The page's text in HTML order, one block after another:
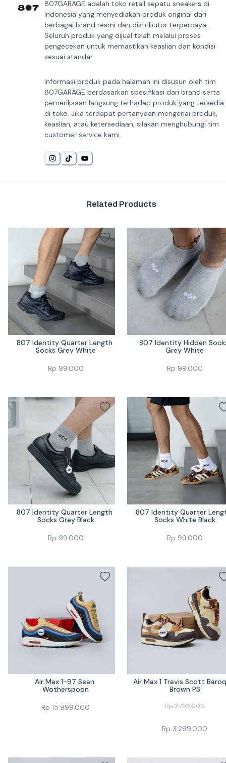
807GARAGE adalah toko retail sepatu sneakers di
Indonesia yang menyediakan produk original dari
berbagai brand resmi dan distributor terpercaya.
Seluruh produk yang dijual telah melalui proses
pengecekan untuk memastikan keaslian dan kondisi
sesuai standar.
Informasi produk pada halaman ini disusun oleh tim
807GARAGE berdasarkan spesifikasi dari brand serta
pemeriksaan langsung terhadap produk yang tersedia
di toko. Jika terdapat pertanyaan mengenai produk,
keaslian, atau ketersediaan, silakan menghubungi tim
customer service kami.
Related Products
807 Identity Quarter Length
Socks Grey White
Rp 99.000
807 Identity Hidden
Grey White
Rp 99.000
807 Identity Quarter Length
Socks Grey Black
Rp 99.000
807 Identity Quarter
Socks White Black
Rp 99.000
Air Max 1-97 Sean
Wotherspoon
Rp 15.999.000
Air Max 1 Travis Scott
Brown PS
Rp3.799.000
Rp 3.299.000